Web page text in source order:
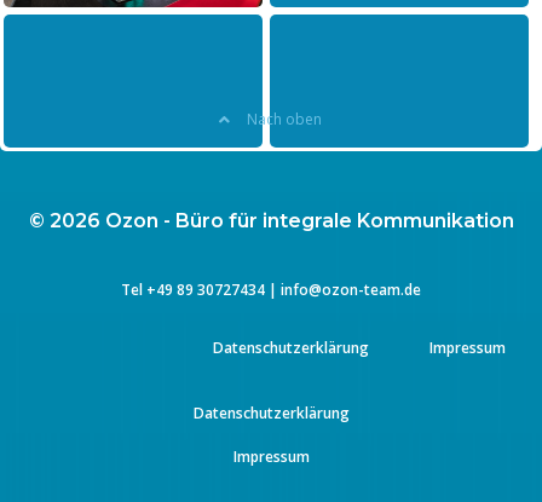
Nach oben
© 2026 Ozon - Büro für integrale Kommunikation
Tel +49 89 30727434 | info@ozon-team.de
Datenschutzerklärung Impressum
Datenschutzerklärung
Impressum